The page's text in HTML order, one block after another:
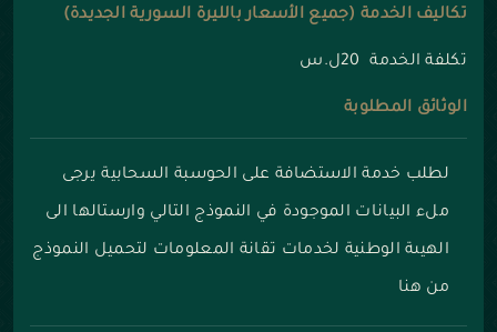
تكاليف الخدمة (جميع الأسعار بالليرة السورية الجديدة)
تكلفة الخدمة 20ل.س
الوثائق المطلوبة
لطلب خدمة الاستضافة على الحوسبة السحابية يرجى
ملء البيانات الموجودة في النموذج التالي وارستالها الى
الهيىة الوطنية لخدمات تقانة المعلومات لتحميل النموذج
من هنا